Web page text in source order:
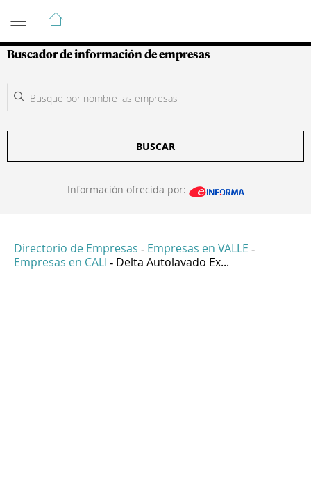
Guía de Empresas Colombianas
Buscador de información de empresas
BUSCAR
Información ofrecida por:
Directorio de Empresas - Empresas en VALLE -
Empresas en CALI - Delta Autolavado Ex...